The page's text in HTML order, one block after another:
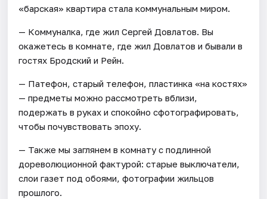
«барская» квартира стала коммунальным миром.
— Коммуналка, где жил Сергей Довлатов. Вы
окажетесь в комнате, где жил Довлатов и бывали в
гостях Бродский и Рейн.
— Патефон, старый телефон, пластинка «на костях»
— предметы можно рассмотреть вблизи,
подержать в руках и спокойно сфотографировать,
чтобы почувствовать эпоху.
— Также мы заглянем в комнату с подлинной
дореволюционной фактурой: старые выключатели,
слои газет под обоями, фотографии жильцов
прошлого.